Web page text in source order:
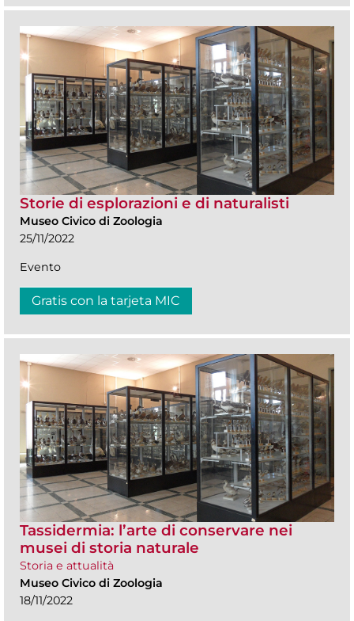
Storie di esplorazioni e di naturalisti
Museo Civico di Zoologia
25/11/2022
Evento
Gratis con la tarjeta MIC
Tassidermia: l’arte di conservare nei
musei di storia naturale
Storia e attualità
Museo Civico di Zoologia
18/11/2022